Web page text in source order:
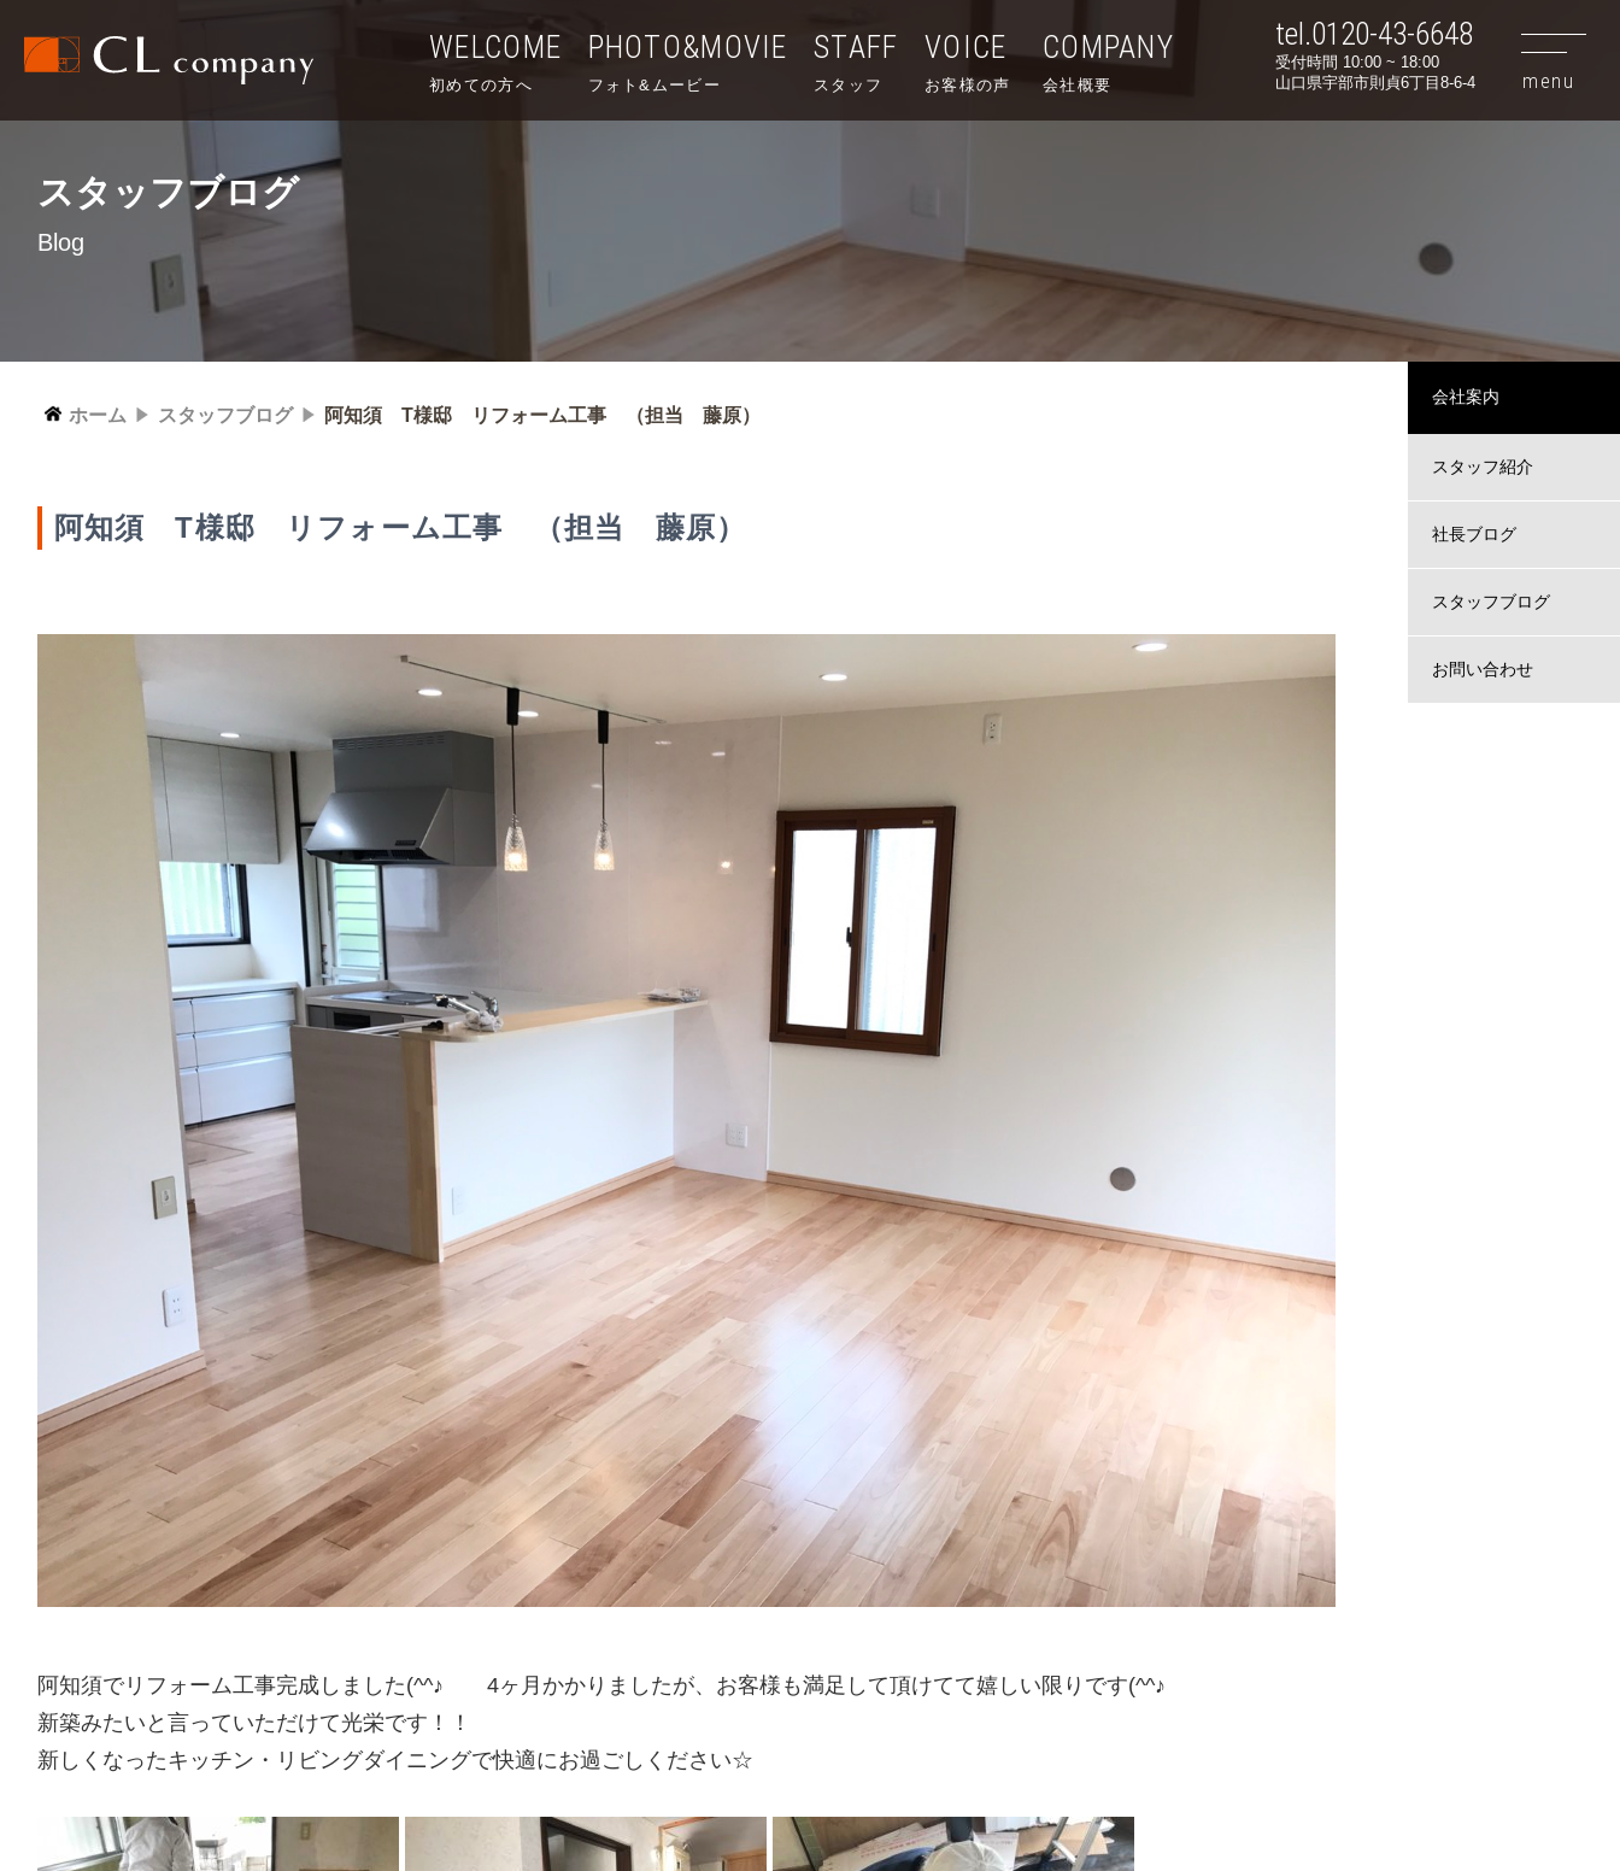
WELCOME
初めての方へ
PHOTO&MOVIE
フォト&ムービー
STAFF
スタッフ
VOICE
お客様の声
COMPANY
会社概要
tel.0120-43-6648
受付時間 10:00 ~ 18:00
山口県宇部市則貞6丁目8-6-4
スタッフブログ
Blog
ホーム スタッフブログ 阿知須 T様邸 リフォーム工事 （担当 藤原）
阿知須 T様邸 リフォーム工事 （担当 藤原）
阿知須でリフォーム工事完成しました(^^♪ 4ヶ月かかりましたが、お客様も満足して頂けてて嬉しい限りです(^^♪
新築みたいと言っていただけて光栄です！！
新しくなったキッチン・リビングダイニングで快適にお過ごしください☆
会社案内
スタッフ紹介
社長ブログ
スタッフブログ
お問い合わせ